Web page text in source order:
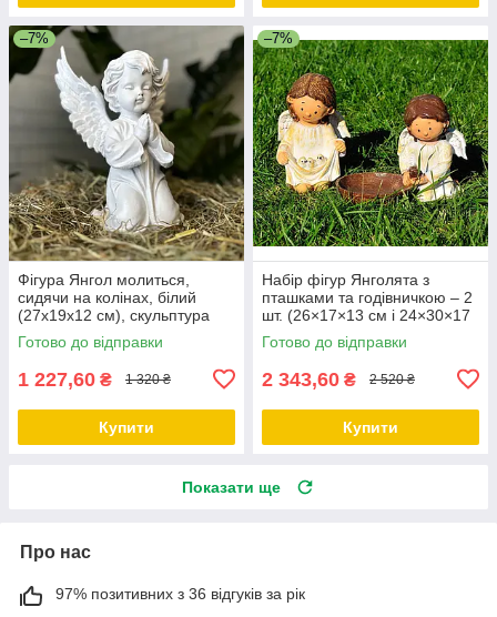
–7%
Фігура Янгол молиться,
сидячи на колінах, білий
(27х19х12 см), скульптура
ангела на могилу, фігура
янгола
Готово до відправки
1 227,60 ₴ 1 320 ₴
Купити
–7%
Набір фігур Янголята з
пташками та годівничкою – 2
шт. (26×17×13 см і 24×30×17
см), садовий декор
Готово до відправки
2 343,60 ₴ 2 520 ₴
Купити
Показати ще
Про нас
97% позитивних з 36 відгуків за рік